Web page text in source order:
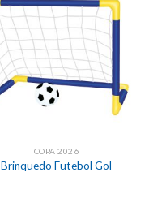
COPA 2026
Brinquedo Futebol Gol